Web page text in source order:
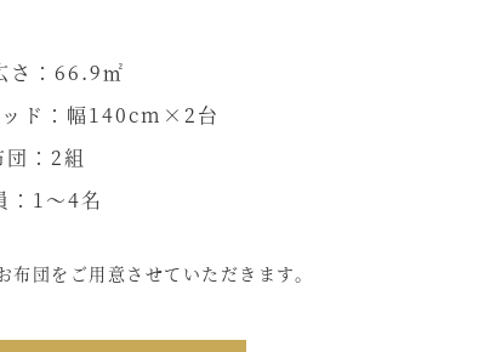
さ：66.9㎡
ッド：幅140cm×2台
団：2組
：1～4名
団をご用意させていただきます。